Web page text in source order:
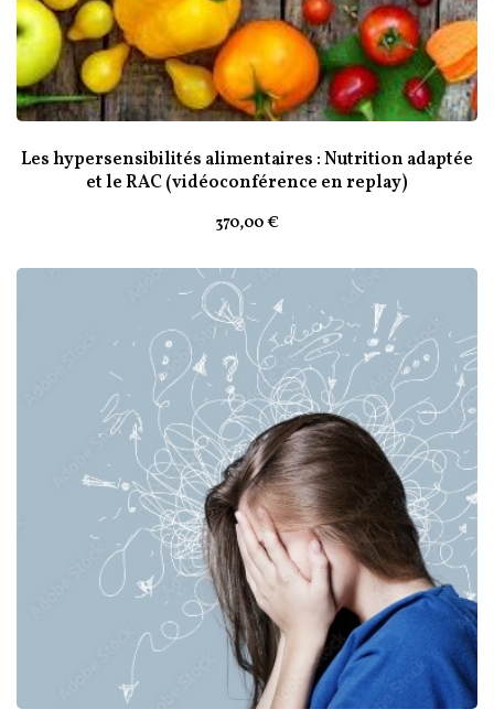
Les hypersensibilités alimentaires : Nutrition adaptée
et le RAC (vidéoconférence en replay)
370,00€